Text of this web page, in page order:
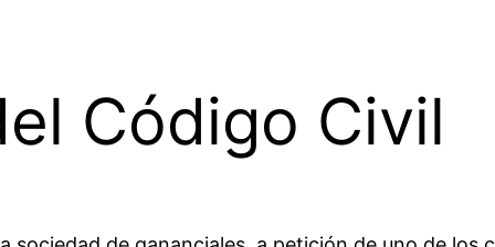
Código Civil